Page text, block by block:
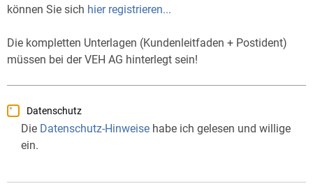
können Sie sich hier registrieren...
Die kompletten Unterlagen (Kundenleitfaden + Postident)
müssen bei der VEH AG hinterlegt sein!
Datenschutz
Die Datenschutz-Hinweise habe ich gelesen und willige
ein.